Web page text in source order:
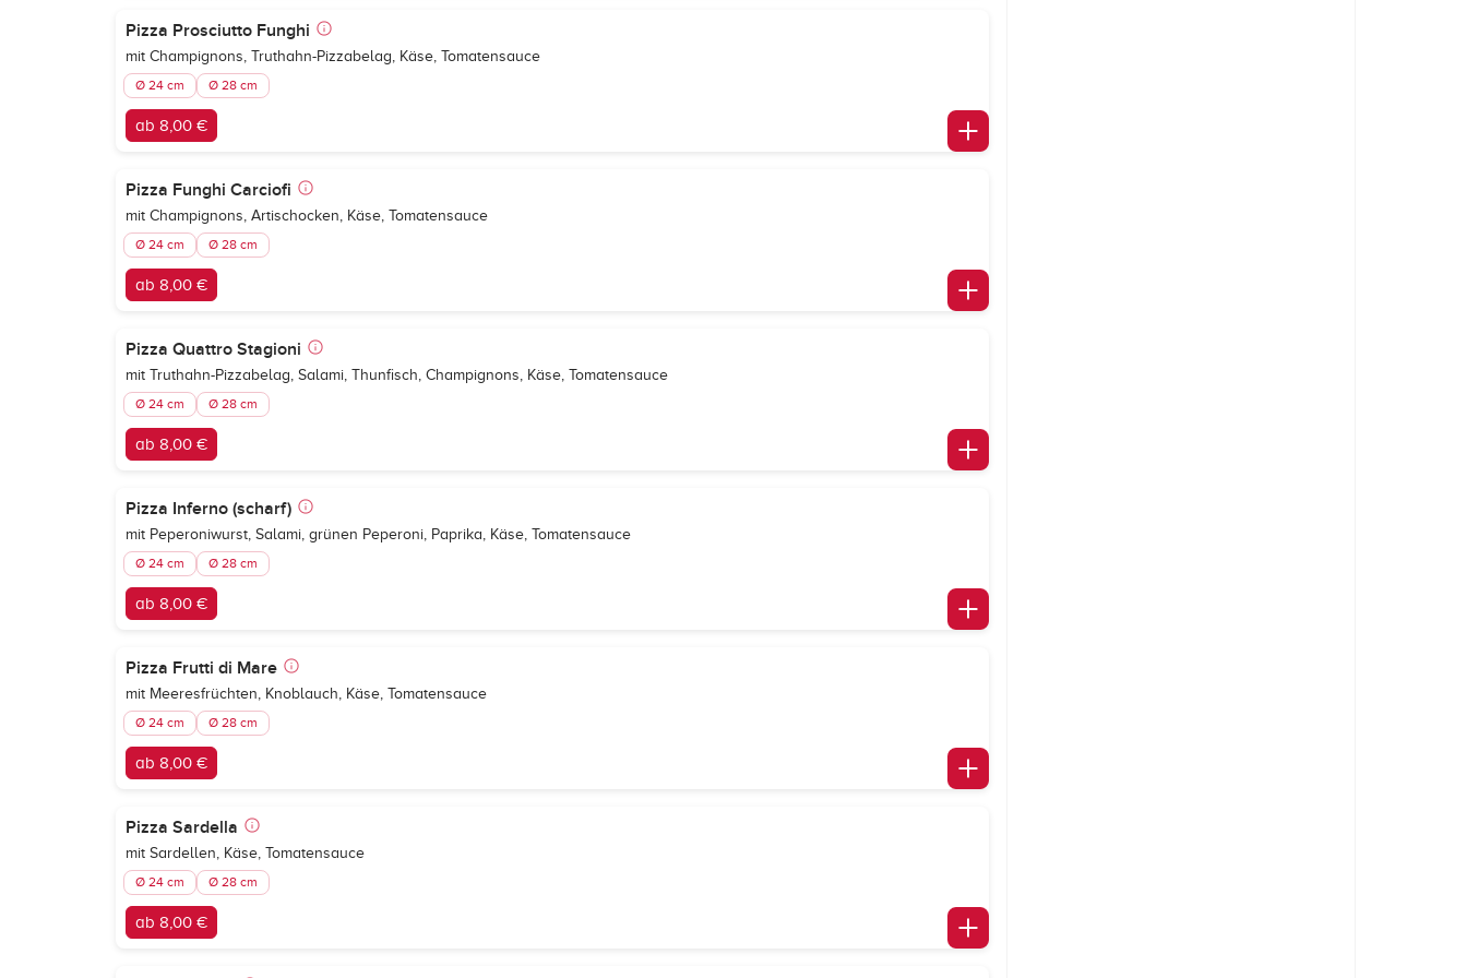
Pizza Prosciutto Funghi
mit Champignons, Truthahn-Pizzabelag, Käse, Tomatensauce
Ø 24 cm Ø 28 cm
ab 8,00 €
Pizza Funghi Carciofi
mit Champignons, Artischocken, Käse, Tomatensauce
Ø 24 cm Ø 28 cm
ab 8,00 €
Pizza Quattro Stagioni
mit Truthahn-Pizzabelag, Salami, Thunfisch, Champignons, Käse, Tomatensauce
Ø 24 cm Ø 28 cm
ab 8,00 €
Pizza Inferno (scharf)
mit Peperoniwurst, Salami, grünen Peperoni, Paprika, Käse, Tomatensauce
Ø 24 cm Ø 28 cm
ab 8,00 €
Pizza Frutti di Mare
mit Meeresfrüchten, Knoblauch, Käse, Tomatensauce
Ø 24 cm Ø 28 cm
ab 8,00 €
Pizza Sardella
mit Sardellen, Käse, Tomatensauce
Ø 24 cm Ø 28 cm
ab 8,00 €